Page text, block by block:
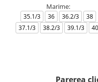
Marime:
35.1/3 36 36.2/3
38
37.1/3
38.2/3 39.1/3 40
Parerea